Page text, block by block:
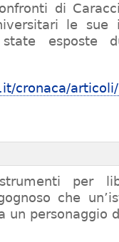
di
le sue
esposte
cronaca/
per
che
un personaggio